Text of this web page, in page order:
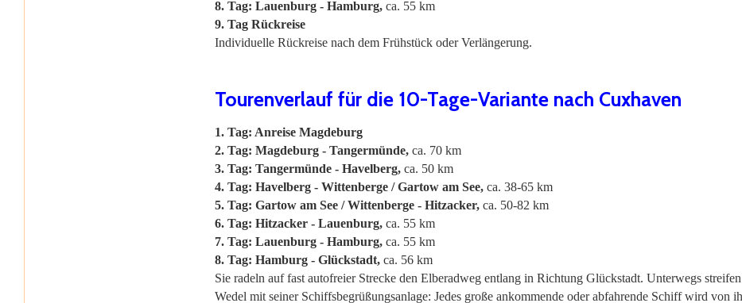
8. Tag: Lauenburg - Hamburg,ca. 55 km
9. Tag Rückreise
Individuelle Rückreise nach dem Frühstück oder Verlängerung.
Tourenverlauf für die 10-Tage-Variante nach Cuxhaven
1. Tag: Anreise Magdeburg
2. Tag: Magdeburg - Tangermünde,ca. 70 km
3. Tag: Tangermünde - Havelberg,ca. 50 km
4. Tag: Havelberg - Wittenberge / Gartow am See,ca. 38-65 km
5. Tag: Gartow am See / Wittenberge - Hitzacker,ca. 50-82 km
6. Tag: Hitzacker - Lauenburg,ca. 55 km
7. Tag: Lauenburg - Hamburg,ca. 55 km
8. Tag: Hamburg - Glückstadt,ca. 56 km
Sie radeln auf fast autofreier Strecke den Elberadweg entlang in Richtung Glückstadt. Unterwegs
Wedel mit seiner Schiffsbegrüßungsanlage: Jedes große ankommende oder abfahrende Schiff wird von